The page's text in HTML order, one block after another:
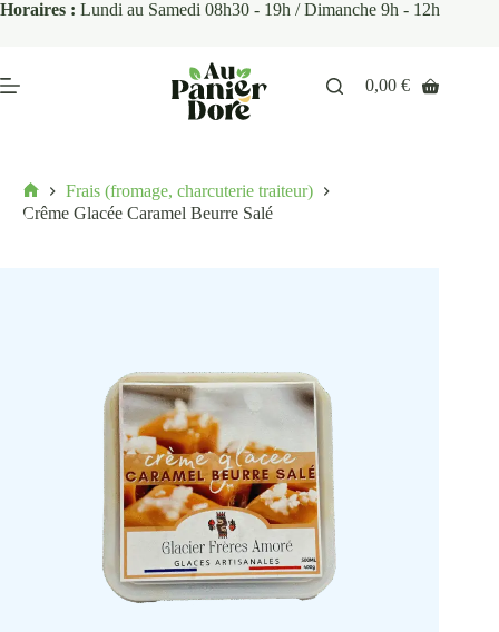
Horaires : Lundi au Samedi 08h30 - 19h / Dimanche 9h - 12h
0,00€
Frais (fromage, charcuterie traiteur)
Crême Glacée Caramel Beurre Salé